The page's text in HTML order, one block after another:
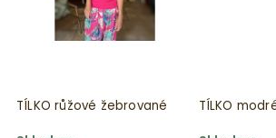
TÍLKO růžové žebrované TÍLKO